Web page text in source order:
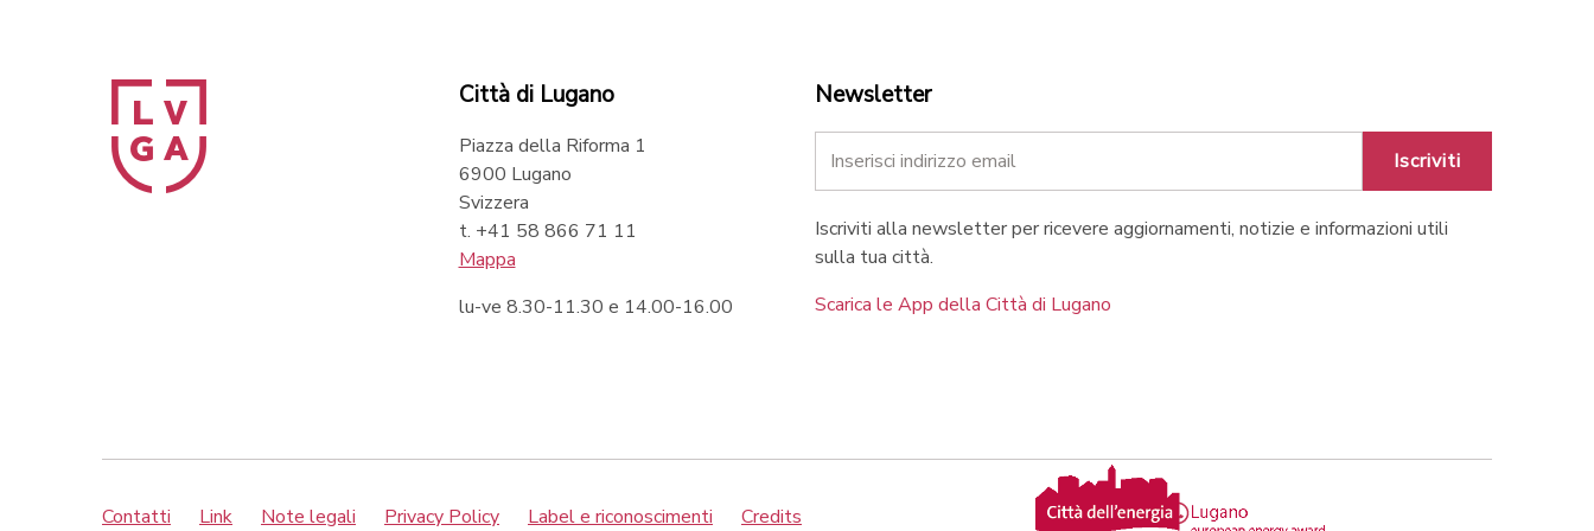
Città di Lugano
Piazza della Riforma 1
6900 Lugano
Svizzera
t. +41 58 866 71 11
Mappa
lu-ve 8.30-11.30 e 14.00-16.00
Newsletter
Iscriviti
Iscriviti alla newsletter per ricevere aggiornamenti, notizie e informazioni utili
sulla tua città.
Scarica le App della Città di Lugano
Contatti Link Note legali Privacy Policy Label e riconoscimenti Credits